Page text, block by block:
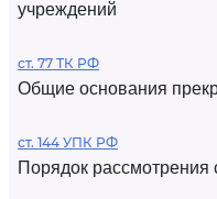
учреждений
ст. 77 ТК РФ
Общие основания
ст. 144 УПК РФ
Порядок